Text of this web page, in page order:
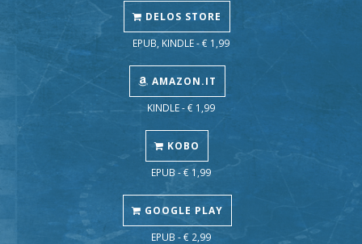
DELOS STORE
EPUB, KINDLE - € 1,99
AMAZON.IT
KINDLE - € 1,99
KOBO
EPUB - € 1,99
GOOGLE PLAY
EPUB - € 2,99